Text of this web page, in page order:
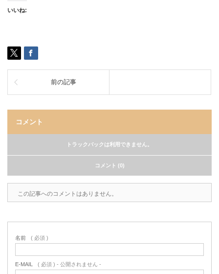
いいね:
前の記事
コメント
トラックバックは利用できません。
コメント (0)
この記事へのコメントはありません。
名前 ( 必須 )
E-MAIL ( 必須 ) - 公開されません -